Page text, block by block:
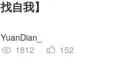
找自我】
YuanDian_
1812
152